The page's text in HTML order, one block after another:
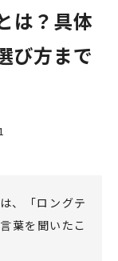
は？具体
び方まで
、「ロングテ
葉を聞いたこ